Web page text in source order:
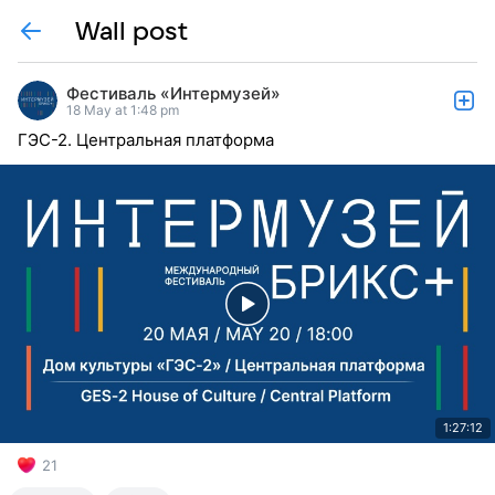
Wall post
Фестиваль «Интермузей»
18 May at 1:48 pm
ГЭС-2. Центральная платформа
1:27:12
21